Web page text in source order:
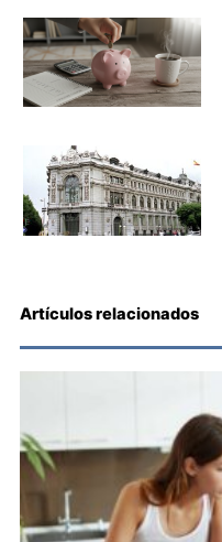
Artículos relacionados